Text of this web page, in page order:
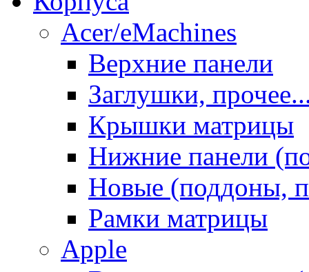
Acer/eMachines
Верхние панели
Заглушки,
Крышки матрицы
Нижние панели
Новые (поддоны,
Рамки матрицы
Apple